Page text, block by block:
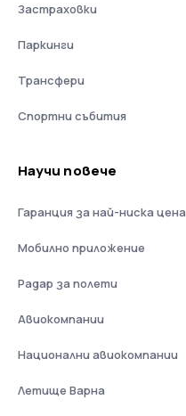
Застраховки
Паркинги
Трансфери
Спортни събития
Научи повече
Гаранция за най-ниска цена
Мобилно приложение
Радар за полети
Авиокомпании
Национални авиокомпании
Летище Варна